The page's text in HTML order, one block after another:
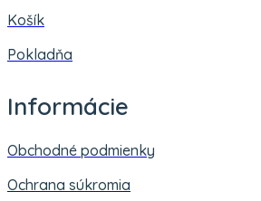
Košík
Pokladňa
Informácie
Obchodné podmienky
Ochrana súkromia